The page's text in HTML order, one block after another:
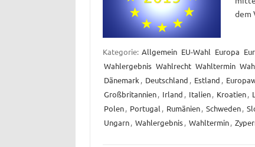
dem
Kategorie: Allgemein EU-Wahl Europa
Wahlergebnis Wahlrecht Wahltermin
Dänemark , Deutschland , Estland ,
Großbritannien, Irland , Italien, Kroatien,
Polen, Portugal , Rumänien, Schweden,
Ungarn, Wahlergebnis, Wahltermin,